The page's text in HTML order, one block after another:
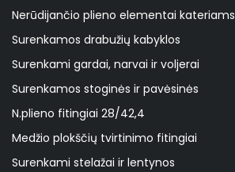
Nerūdijančio plieno elementai kateriams
Surenkamos drabužių kabyklos
Surenkami gardai, narvai ir voljerai
Surenkamos stoginės ir pavėsinės
N.plieno fitingiai 28/42,4
Medžio plokščių tvirtinimo fitingiai
Surenkami stelažai ir lentynos